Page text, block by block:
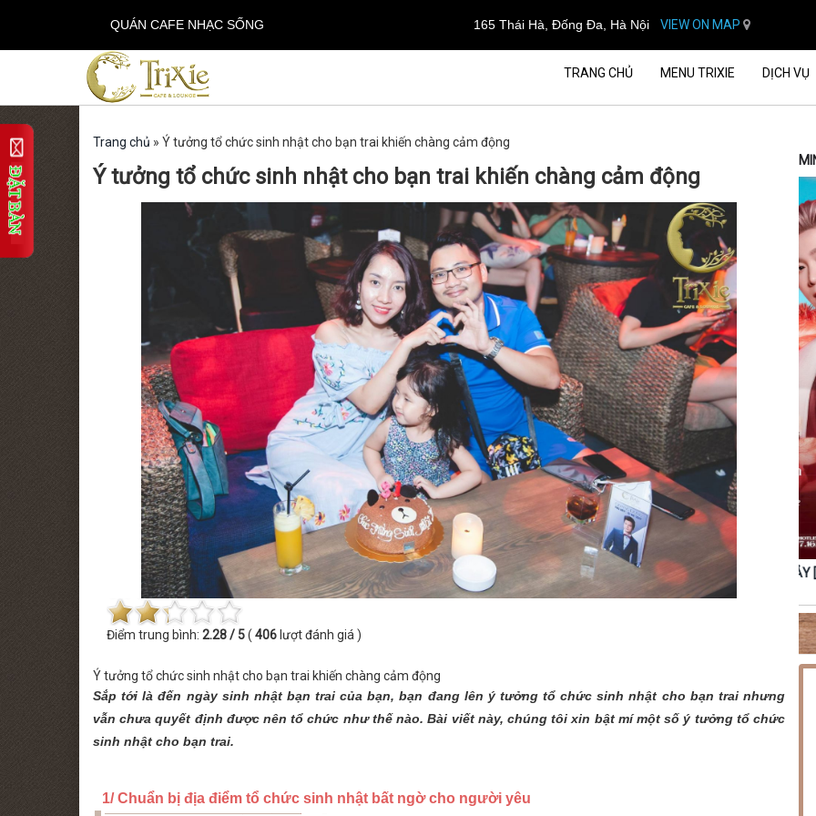
QUÁN CAFE NHẠC SỐNG 165 Thái Hà, Đống Đa, Hà Nội VIEW ON MAP
TRANG CHỦ MENU TRIXIE DỊCH VỤ
Trang chủ » Ý tưởng tổ chức sinh nhật cho bạn trai khiến chàng cảm động
Ý tưởng tổ chức sinh nhật cho bạn trai khiến chàng cảm động
Điểm trung bình: 2.28 / 5( 406 lượt đánh giá )
Ý tưởng tổ chức sinh nhật cho bạn trai khiến chàng cảm động
Sắp tới là đến ngày sinh nhật bạn trai của bạn, bạn đang lên ý tưởng tổ chức sinh nhật cho bạn trai nhưng
vẫn chưa quyết định được nên tổ chức như thế nào. Bài viết này, chúng tôi xin bật mí một số ý tưởng tổ chức
sinh nhật cho bạn trai.
1/ Chuẩn bị địa điểm tổ chức sinh nhật bất ngờ cho người yêu
PHƯƠNG PHƯƠNG
THỨ SÁU [28.08.2026] MINISHOW PHƯƠNG LINH THỨ BẢY [22.08.2026] MINISHOW TĂNG PHÚC